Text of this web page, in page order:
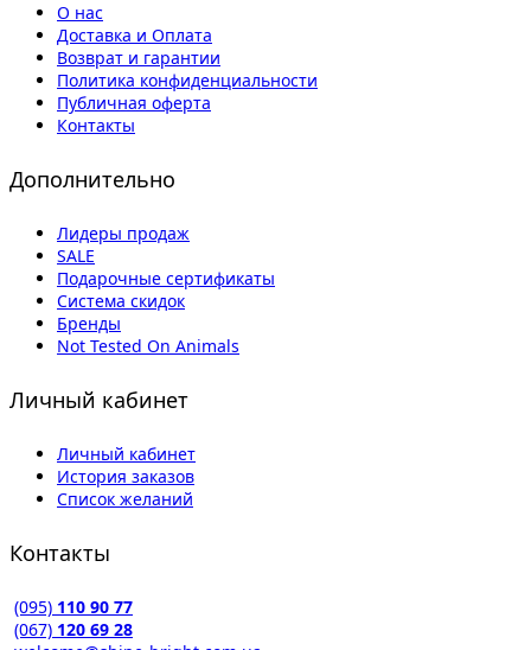
О нас
Доставка и Оплата
Возврат и гарантии
Политика конфиденциальности
Публичная оферта
Контакты
Дополнительно
Лидеры продаж
SALE
Подарочные сертификаты
Система скидок
Бренды
Not Tested On Animals
Личный кабинет
Личный кабинет
История заказов
Список желаний
Контакты
(095) 110 90 77
(067) 120 69 28